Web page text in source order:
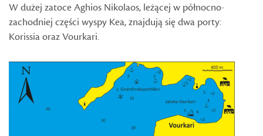
W dużej zatoce Aghios Nikolaos, leżącej w północno-
zachodniej części wyspy Kea, znajdują się dwa porty:
Korissia oraz Vourkari.